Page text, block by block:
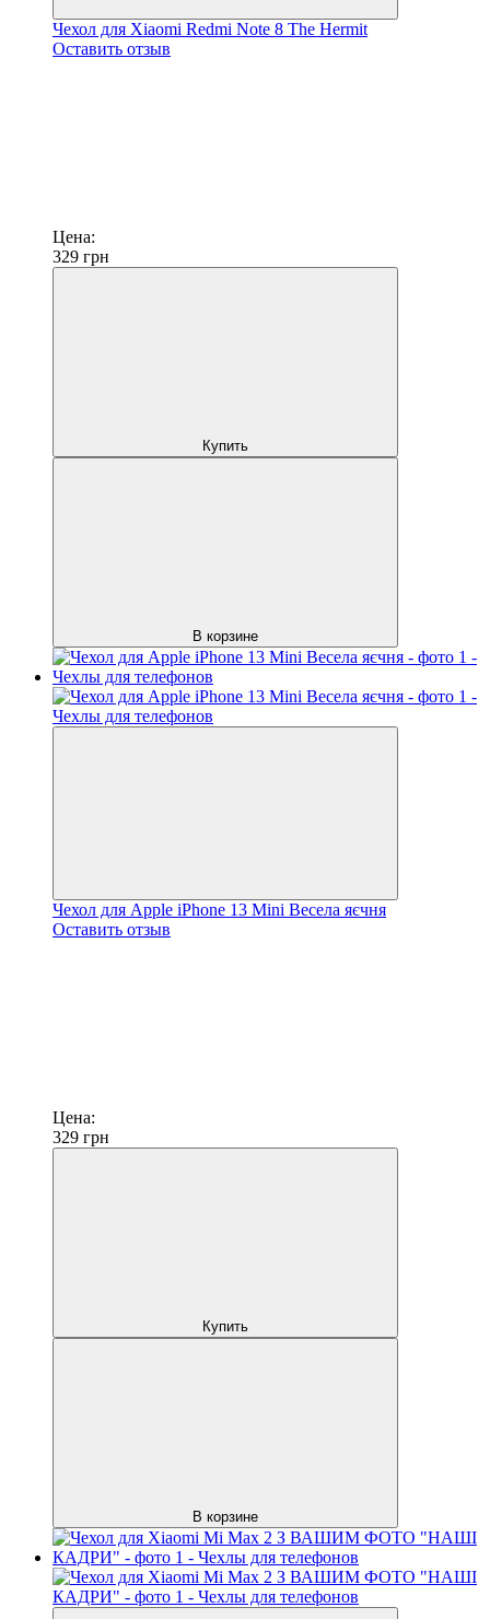
Чехол для Xiaomi Redmi Note 8 The Hermit
Оставить отзыв
Цена:
329 грн
Купить
В корзине
Чехол для Apple iPhone 13 Mini Весела яєчня
Оставить отзыв
Цена:
329 грн
Купить
В корзине